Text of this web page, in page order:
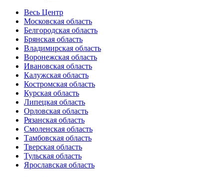
Весь Центр
Московская область
Белгородская область
Брянская область
Владимирская область
Воронежская область
Ивановская область
Калужская область
Костромская область
Курская область
Липецкая область
Орловская область
Рязанская область
Смоленская область
Тамбовская область
Тверская область
Тульская область
Ярославская область